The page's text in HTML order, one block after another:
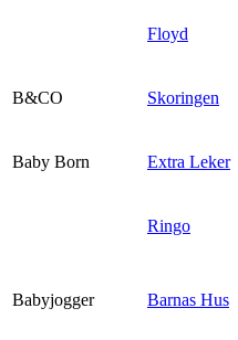
Floyd
B&CO Skoringen
Baby Born Extra Leker
Ringo
Babyjogger Barnas Hus